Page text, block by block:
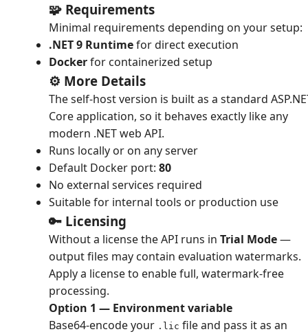
🧩 Requirements
Minimal requirements depending on your setup:
.NET 9 Runtimefor direct execution
Dockerfor containerized setup
⚙️ More Details
The self-host version is built as a standard
Core application, so it behaves exactly like any
modern .NET web API.
Runs locally or on any server
Default Docker port: 80
No external services required
Suitable for internal tools or production use
🔑 Licensing
Without a license the API runs in Trial Mode—
output files may contain evaluation watermarks.
Apply a license to enable full, watermark-free
processing.
Option 1 — Environment variable
Base64-encode your .lic file and pass it as an